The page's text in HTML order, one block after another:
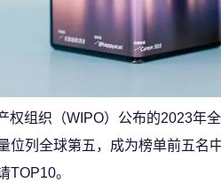
权组织（WIPO）公布的2023年
位列全球第五，成为榜单前五名
TOP10。